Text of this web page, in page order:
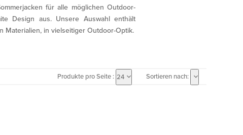
für alle möglichen Outdoor-
Design aus. Unsere Auswahl enthält
Materialien, in vielseitiger Outdoor-Optik.
Produkte pro Seite : 24 Sortieren nach: